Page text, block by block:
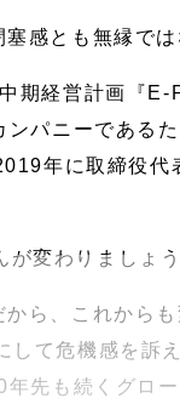
感とも無縁では
期経営計画『
パニーである
年に取締役
が変わりましょう
ら、これから
して危機感を訴
先も続くグロ